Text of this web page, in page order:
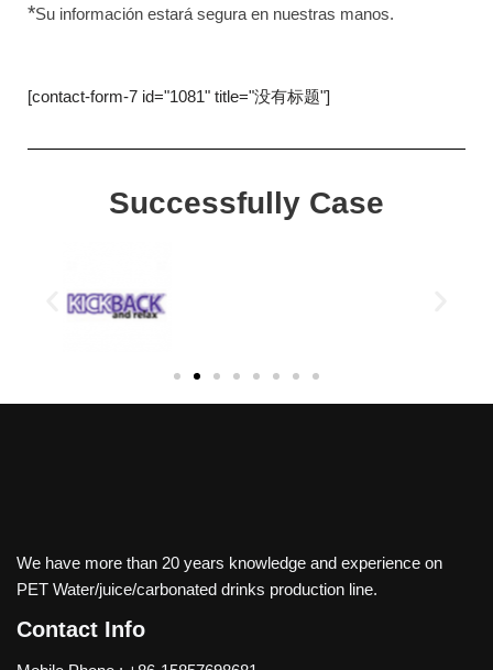
*Su información estará segura en nuestras manos.
[contact-form-7 id="1081" title="没有标题"]
Successfully Case
We have more than 20 years knowledge and experience on
PET Water/juice/carbonated drinks production line.
Contact Info